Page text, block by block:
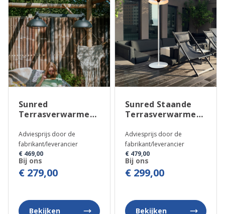
Sunred
Terrasverwarmer
Adviesprijs door de
fabrikant/leverancier
€ 469,00
Bij ons
€ 279,00
Bekijken
Sunred Staande
Terrasverwarmer
Adviesprijs door de
fabrikant/leverancier
€ 479,00
Bij ons
€ 299,00
Bekijken